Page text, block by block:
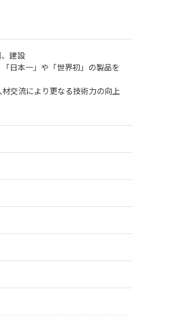
建設
日本一」や「世界初」の製品を
交流により更なる技術力の向上